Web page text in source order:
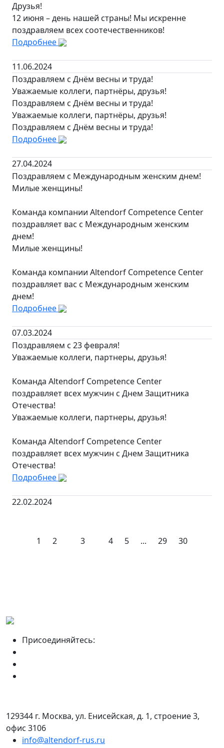
Друзья!
12 июня – день нашей страны! Мы искренне
поздравляем всех соотечественников!
Подробнее
11.06.2024
Поздравляем с Днём весны и труда!
Уважаемые коллеги, партнёры, друзья!
Поздравляем с Днём весны и труда!
Уважаемые коллеги, партнёры, друзья!
Поздравляем с Днём весны и труда!
Подробнее
27.04.2024
Поздравляем с Международным женским днем!
Милые женщины!
Команда компании Altendorf Competence Center
поздравляет вас с Международным женским
днем!
Милые женщины!
Команда компании Altendorf Competence Center
поздравляет вас с Международным женским
днем!
Подробнее
07.03.2024
Поздравляем с 23 февраля!
Уважаемые коллеги, партнеры, друзья!
Команда Altendorf Competence Center
поздравляет всех мужчин с Днем Защитника
Отечества!
Уважаемые коллеги, партнеры, друзья!
Команда Altendorf Competence Center
поздравляет всех мужчин с Днем Защитника
Отечества!
Подробнее
22.02.2024
1 2 3 4 5 ... 29 30
Присоединяйтесь:
129344 г. Москва, ул. Енисейская, д. 1, строение 3,
офис 3106
info@altendorf-rus.ru